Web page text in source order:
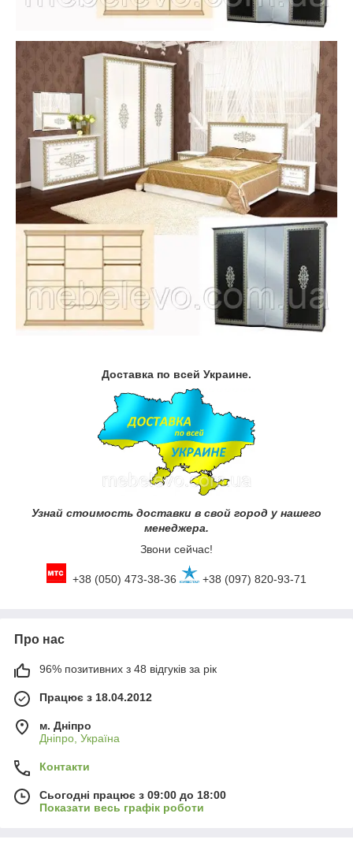
Доставка по всей Украине.
Узнай стоимость доставки в свой город у нашего
менеджера.
Звони сейчас!
+38 (050) 473-38-36 +38 (097) 820-93-71
Про нас
96% позитивних з 48 відгуків за рік
Працює з 18.04.2012
м. Дніпро
Дніпро, Україна
Контакти
Сьогодні працює з 09:00 до 18:00
Показати весь графік роботи